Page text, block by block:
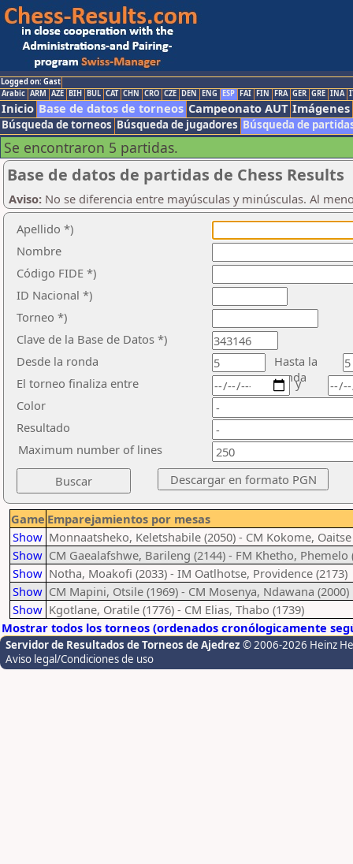
Logged on: Gast
Arabic ARM AZE BIH BUL CAT CHN CRO CZE DEN ENG ESP FAI FIN FRA GER GRE INA
Inicio Base de datos de torneos Campeonato AUT Imágenes
Búsqueda de torneos Búsqueda de jugadores Búsqueda de
Se encontraron 5 partidas.
Base de datos de partidas de Chess Results
Aviso: No se diferencia entre mayúsculas y minúsculas. Al
Apellido *)
Nombre
Código FIDE *)
ID Nacional *)
Torneo *)
Clave de la Base de Datos *)
Desde la ronda
Hasta la
ronda
El torneo finaliza entre
Color
Resultado
y
Maximum number of lines
Game Emparejamientos por mesas
Show Monnaatsheko, Keletshabile (2050) - CM Kokome, Oaitse
Show CM Gaealafshwe, Barileng (2144) - FM Khetho, Phemelo
Show Notha, Moakofi (2033) - IM Oatlhotse, Providence (2173)
Show CM Mapini, Otsile (1969) - CM Mosenya, Ndawana (2000)
Show Kgotlane, Oratile (1776) - CM Elias, Thabo (1739)
Mostrar todos los torneos (ordenados cronólogicamente
Servidor de Resultados de Torneos de Ajedrez © 2006-2026 Heinz
Aviso legal/Condiciones de uso